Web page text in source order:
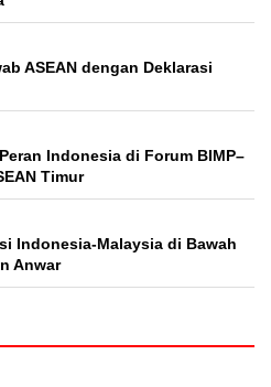
ASEAN dengan Deklarasi
Indonesia di Forum BIMP–
Timur
Indonesia-Malaysia di Bawah
Anwar